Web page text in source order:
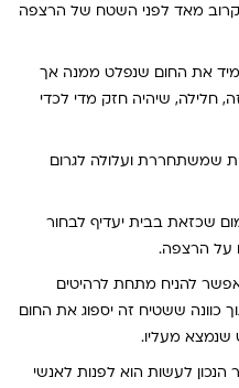
קרוב מאד לפני השטח של הרצפה
מיד את החום שנפלט ממנה אך
חלילה, שיהיה חזק מדי לכדי
שמשתחררת ועלולה לגרום
שכזאת בבית יעדיף לבחור
על הרצפה.
להניח מתחת לרהיטים
כוונה ששטיח זה יספוג את החום
שנמצא מעליו.
לעשות הוא לפנות לאנשי